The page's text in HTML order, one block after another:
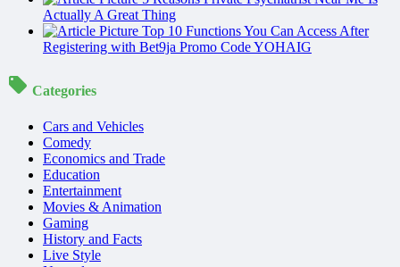
Actually A Great Thing
Top 10 Functions You Can Access After
Registering with Bet9ja Promo Code YOHAIG
Categories
Cars and Vehicles
Comedy
Economics and Trade
Education
Entertainment
Movies & Animation
Gaming
History and Facts
Live Style